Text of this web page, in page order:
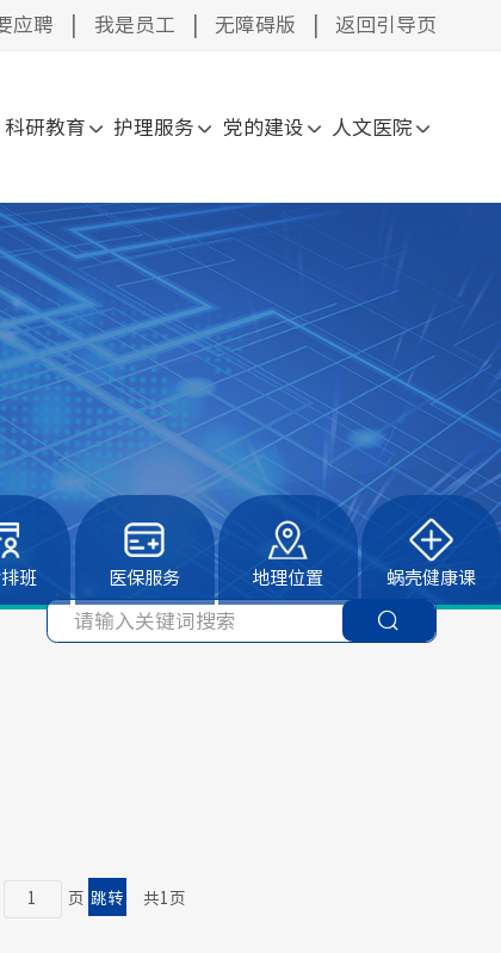
应聘 我是员工 无障碍版 返回引导页
科研教育 护理服务 党的建设 人文医院
班 医保服务 地理位置 蜗壳健康课
页 共1页